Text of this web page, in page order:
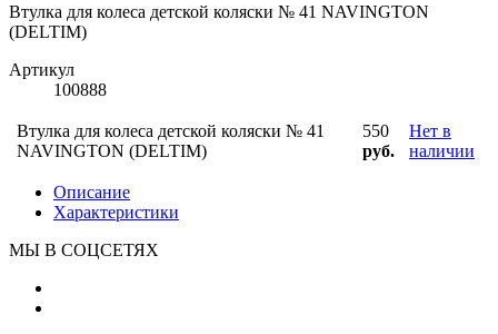
Втулка для колеса детской коляски № 41 NAVINGTON
(DELTIM)
Артикул
100888
Втулка для колеса детской коляски № 41
NAVINGTON (DELTIM)
550
руб.
Нет в
наличии
Описание
Характеристики
МЫ В СОЦСЕТЯХ